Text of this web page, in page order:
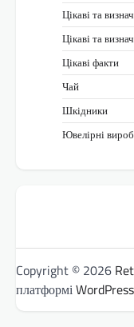
Цікаві та
Цікаві та
Цікаві факти
Чай
Шкідники
Ювелірні
Copyright © 2026
платформіWordPress